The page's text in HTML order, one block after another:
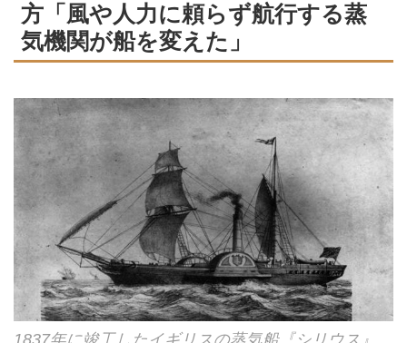
方「風や人力に頼らず航行する蒸
気機関が船を変えた」
1837年に竣工したイギリスの蒸気船『シリウス』。